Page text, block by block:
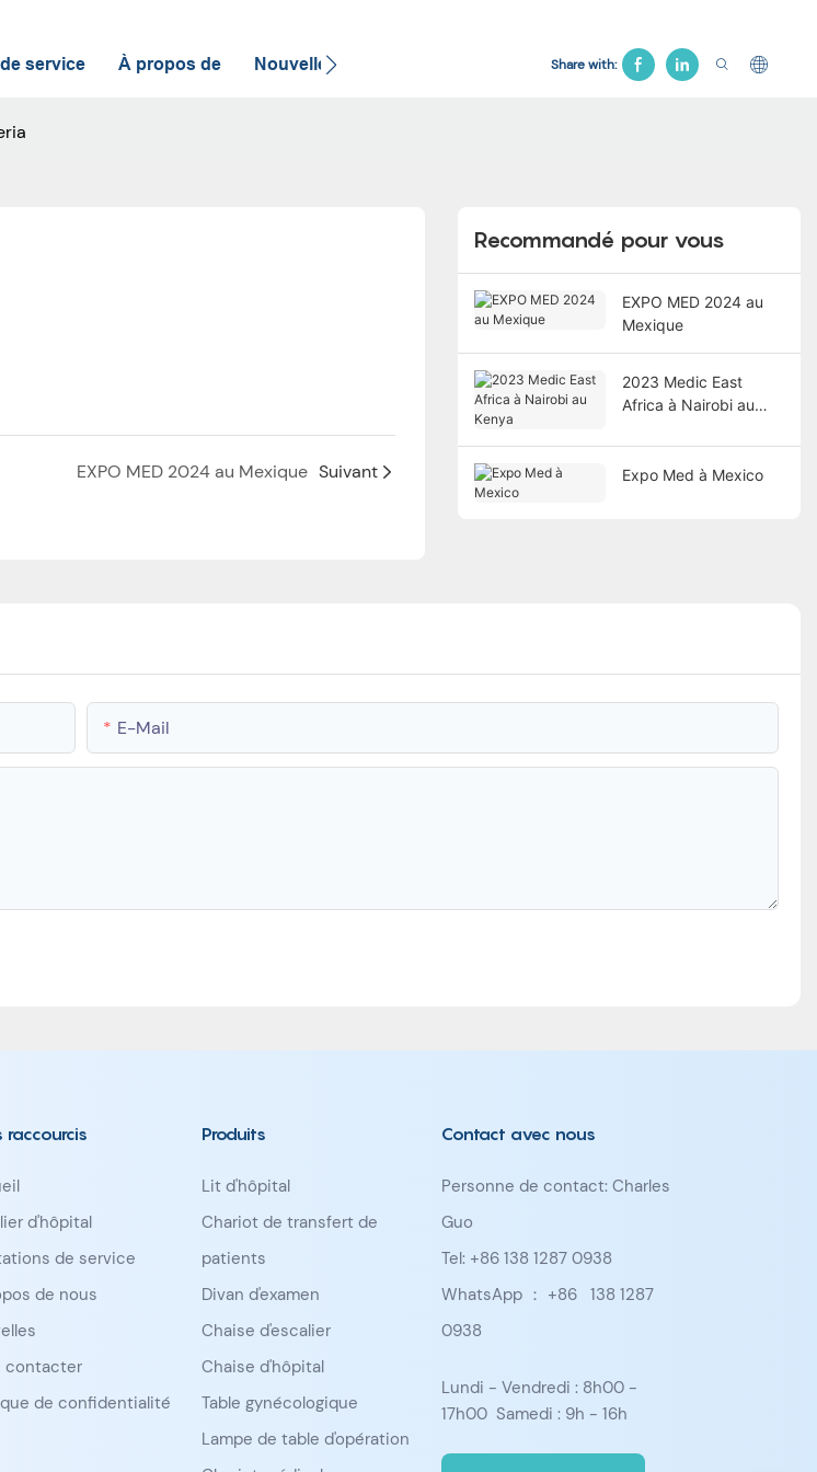
service À propos de Nouvelles Lit gynécologique Chaise
Share with:
EXPO MED 2024 au Mexique Suivant
Recommandé pour vous
EXPO MED 2024 au
Mexique
2023 Medic East
Africa à Nairobi au
Expo Med à Mexico
E-Mail
raccourcis
d'hôpital
de service
de nous
contacter
de confidentialité
Produits
Lit d'hôpital
Chariot de transfert de
patients
Divan d'examen
Chaise d'escalier
Chaise d'hôpital
Table gynécologique
Lampe de table d'opération
Contact avec nous
Personne de contact: Charles
Guo
Tel: +86 138 1287 0938
WhatsApp ： +86 138 1287
0938
Lundi - Vendredi : 8h00 -
17h00 Samedi : 9h - 16h